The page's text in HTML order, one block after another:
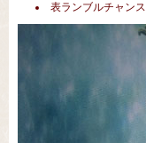
表ランブルチャンス